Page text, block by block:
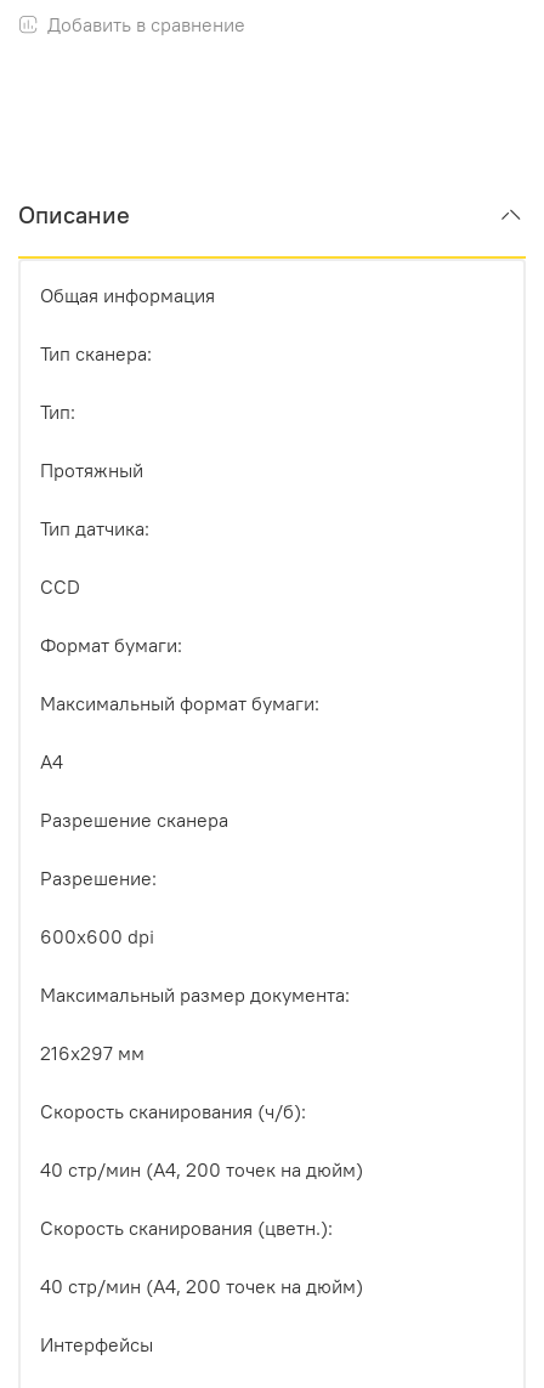
Добавить в сравнение
Описание
Общая информация
Тип сканера:
Тип:
Протяжный
Тип датчика:
CCD
Формат бумаги:
Максимальный формат бумаги:
A4
Разрешение сканера
Разрешение:
600x600 dpi
Максимальный размер документа:
216x297 мм
Скорость сканирования (ч/б):
40 стр/мин (А4, 200 точек на дюйм)
Скорость сканирования (цветн.):
40 стр/мин (А4, 200 точек на дюйм)
Интерфейсы